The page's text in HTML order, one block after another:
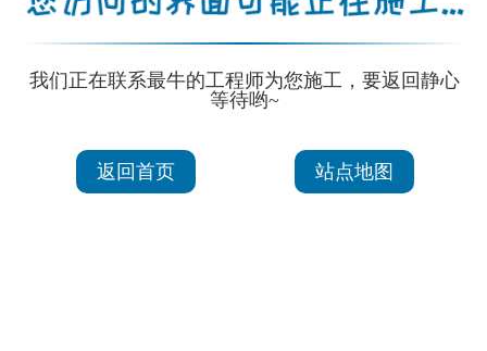
我们正在联系最牛的工程师为您施工，要返回静心
等待哟~
返回首页 站点地图